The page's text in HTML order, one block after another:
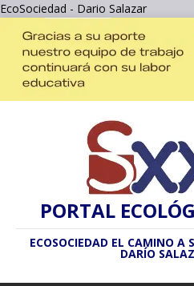
EcoSociedad - Dario Salazar
PORTAL
ECOSOCIEDAD EL CAMINO A
DARÍO